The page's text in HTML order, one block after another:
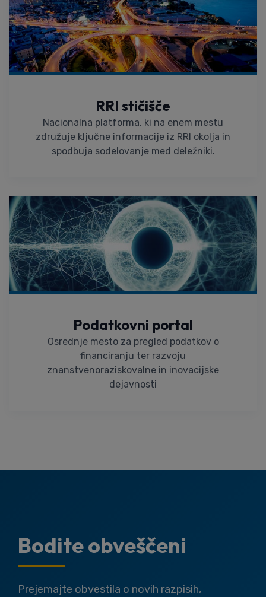
RRI stičišče
Nacionalna platforma, ki na enem mestu
združuje ključne informacije iz RRI okolja in
spodbuja sodelovanje med deležniki.
Podatkovni portal
Osrednje mesto za pregled podatkov o
financiranju ter razvoju
znanstvenoraziskovalne in inovacijske
dejavnosti
Bodite obveščeni
Prejemajte obvestila o novih razpisih,